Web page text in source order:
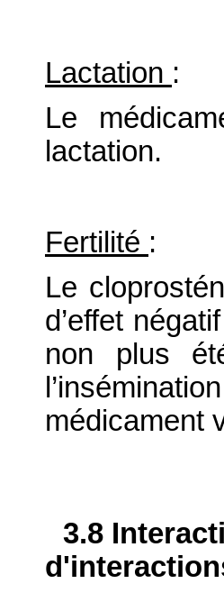
Lactation :
Le
lactation.
Fertilité :
Le
d’effet
non plus
médicament
3.8